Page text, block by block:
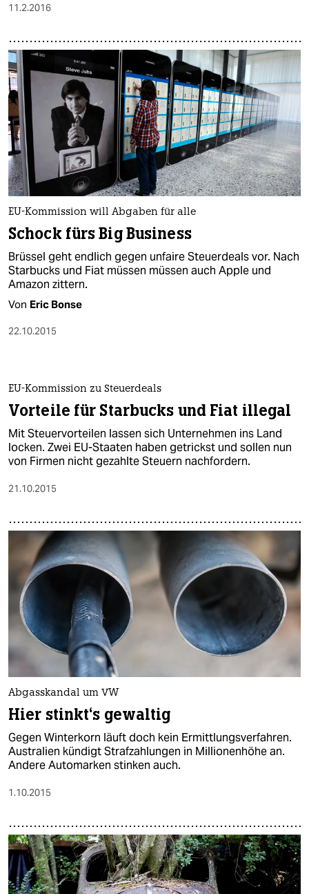
11.2.2016
EU-Kommission will Abgaben für alle
Schock fürs Big Business
Brüssel geht endlich gegen unfaire Steuerdeals vor. Nach
Starbucks und Fiat müssen müssen auch Apple und
Amazon zittern.
Von Eric Bonse
22.10.2015
EU-Kommission zu Steuerdeals
Vorteile für Starbucks und Fiat illegal
Mit Steuervorteilen lassen sich Unternehmen ins Land
locken. Zwei EU-Staaten haben getrickst und sollen nun
von Firmen nicht gezahlte Steuern nachfordern.
21.10.2015
Abgasskandal um VW
Hier stinkt‘s gewaltig
Gegen Winterkorn läuft doch kein Ermittlungsverfahren.
Australien kündigt Strafzahlungen in Millionenhöhe an.
Andere Automarken stinken auch.
1.10.2015